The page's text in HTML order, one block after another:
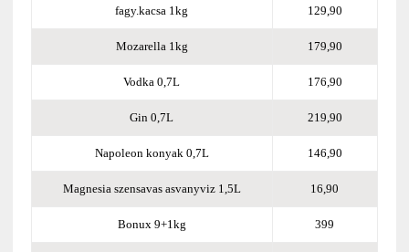
fagy.kacsa 1kg 129,90
Mozarella 1kg 179,90
Vodka 0,7L 176,90
Gin 0,7L 219,90
Napoleon konyak 0,7L 146,90
Magnesia szensavas asvanyviz 1,5L 16,90
Bonux 9+1kg 399